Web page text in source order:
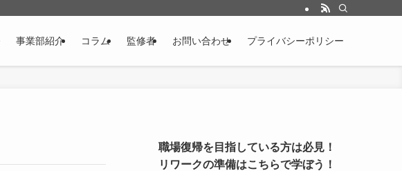
事業部紹介 コラム 監修者 お問い合わせ プライバシーポリシー
職場復帰を目指している方は必見！
リワークの準備はこちらで学ぼう！